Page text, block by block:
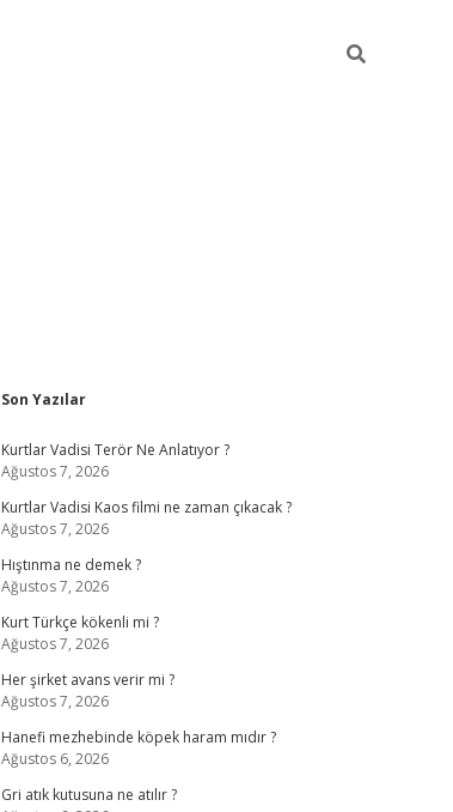
Sidebar
Son Yazılar
Kurtlar Vadisi Terör Ne Anlatıyor ?
Ağustos 7, 2026
Kurtlar Vadisi Kaos filmi ne zaman çıkacak ?
Ağustos 7, 2026
Hıştınma ne demek ?
Ağustos 7, 2026
Kurt Türkçe kökenli mi ?
Ağustos 7, 2026
Her şirket avans verir mi ?
Ağustos 7, 2026
Hanefi mezhebinde köpek haram mıdır ?
Ağustos 6, 2026
Gri atık kutusuna ne atılır ?